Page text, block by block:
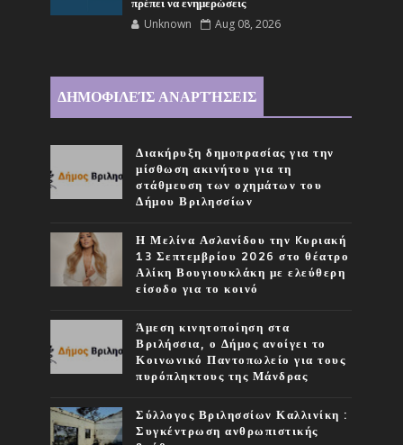
πρέπει να ενημερώσεις
Unknown Aug 08, 2026
ΔΗΜΟΦΙΛΕΊΣ ΑΝΑΡΤΉΣΕΙΣ
Διακήρυξη δημοπρασίας για την
μίσθωση ακινήτου για τη
στάθμευση των οχημάτων του
Δήμου Βριλησσίων
Η Μελίνα Ασλανίδου την Kυριακή
13 Σεπτεμβρίου 2026 στο θέατρο
Αλίκη Βουγιουκλάκη με ελεύθερη
είσοδο για το κοινό
Άμεση κινητοποίηση στα
Βριλήσσια, ο Δήμος ανοίγει το
Κοινωνικό Παντοπωλείο για τους
πυρόπληκτους της Μάνδρας
Σύλλογος Βριλησσίων Καλλινίκη :
Συγκέντρωση ανθρωπιστικής